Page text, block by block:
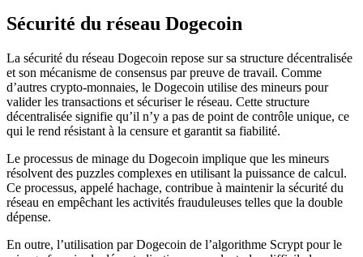
Sécurité du réseau Dogecoin
La sécurité du réseau Dogecoin repose sur sa structure décentralisée
et son mécanisme de consensus par preuve de travail. Comme
d’autres crypto-monnaies, le Dogecoin utilise des mineurs pour
valider les transactions et sécuriser le réseau. Cette structure
décentralisée signifie qu’il n’y a pas de point de contrôle unique, ce
qui le rend résistant à la censure et garantit sa fiabilité.
Le processus de minage du Dogecoin implique que les mineurs
résolvent des puzzles complexes en utilisant la puissance de calcul.
Ce processus, appelé hachage, contribue à maintenir la sécurité du
réseau en empêchant les activités frauduleuses telles que la double
dépense.
En outre, l’utilisation par Dogecoin de l’algorithme Scrypt pour le